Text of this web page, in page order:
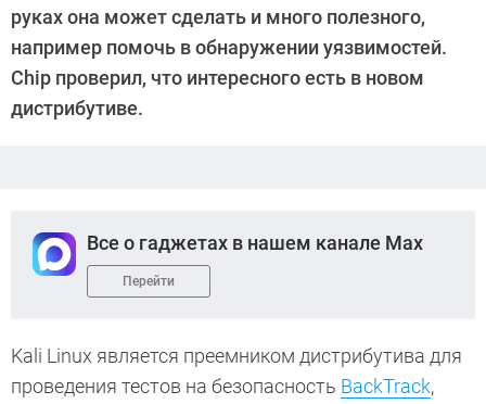
руках она может сделать и много полезного,
например помочь в обнаружении уязвимостей.
Chip проверил, что интересного есть в новом
дистрибутиве.
Все о гаджетах в нашем канале Max
Перейти
Kali Linux является преемником дистрибутива для
проведения тестов на безопасность BackTrack,